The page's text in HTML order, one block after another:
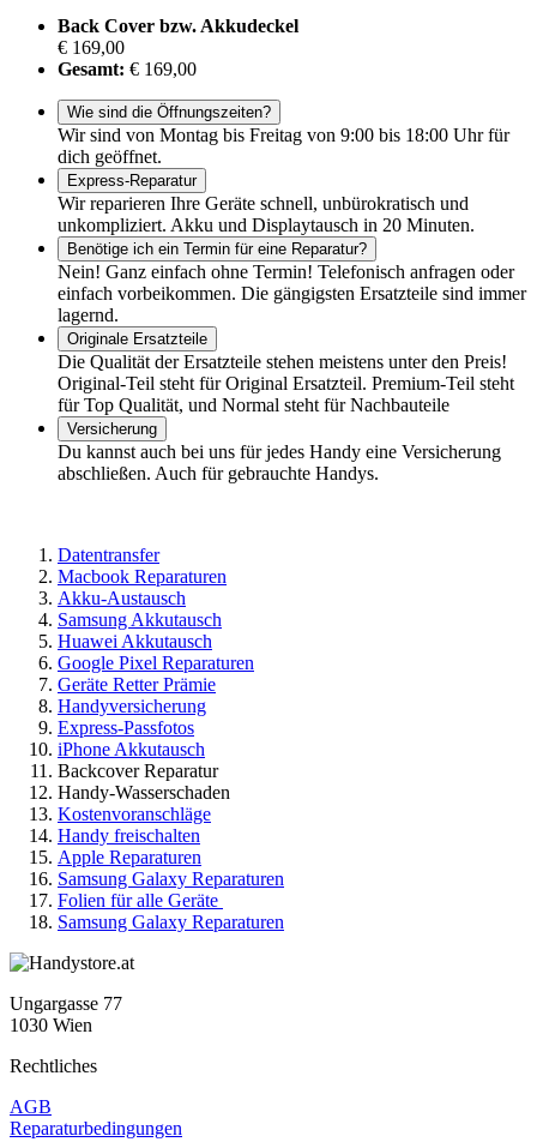
Back Cover bzw. Akkudeckel
€ 169,00
Gesamt: € 169,00
Wie sind die Öffnungszeiten?
Wir sind von Montag bis Freitag von 9:00 bis 18:00 Uhr für
dich geöffnet.
Express-Reparatur
Wir reparieren Ihre Geräte schnell, unbürokratisch und
unkompliziert. Akku und Displaytausch in 20 Minuten.
Benötige ich ein Termin für eine Reparatur?
Nein! Ganz einfach ohne Termin! Telefonisch anfragen oder
einfach vorbeikommen. Die gängigsten Ersatzteile sind immer
lagernd.
Originale Ersatzteile
Die Qualität der Ersatzteile stehen meistens unter den Preis!
Original-Teil steht für Original Ersatzteil. Premium-Teil steht
für Top Qualität, und Normal steht für Nachbauteile
Versicherung
Du kannst auch bei uns für jedes Handy eine Versicherung
abschließen. Auch für gebrauchte Handys.
Datentransfer
Macbook Reparaturen
Akku-Austausch
Samsung Akkutausch
Huawei Akkutausch
Google Pixel Reparaturen
Geräte Retter Prämie
Handyversicherung
Express-Passfotos
iPhone Akkutausch
Backcover Reparatur
Handy-Wasserschaden
Kostenvoranschläge
Handy freischalten
Apple Reparaturen
Samsung Galaxy Reparaturen
Folien für alle Geräte
Samsung Galaxy Reparaturen
Ungargasse 77
1030 Wien
Rechtliches
AGB
Reparaturbedingungen